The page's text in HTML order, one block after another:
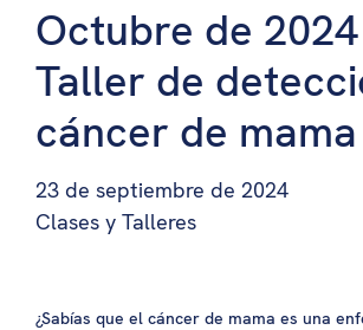
Octubre de
Taller de
cáncer de mama
23 de septiembre de 2024
Clases y Talleres
¿Sabías que el cáncer de mama es una